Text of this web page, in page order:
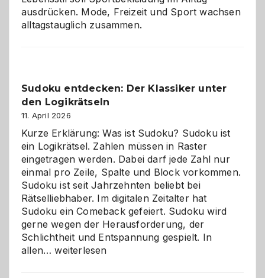
ausdrücken. Mode, Freizeit und Sport wachsen
alltagstauglich zusammen.
Sudoku entdecken: Der Klassiker unter
den Logikrätseln
11. April 2026
Kurze Erklärung: Was ist Sudoku? Sudoku ist
ein Logikrätsel. Zahlen müssen in Raster
eingetragen werden. Dabei darf jede Zahl nur
einmal pro Zeile, Spalte und Block vorkommen.
Sudoku ist seit Jahrzehnten beliebt bei
Rätselliebhaber. Im digitalen Zeitalter hat
Sudoku ein Comeback gefeiert. Sudoku wird
gerne wegen der Herausforderung, der
Schlichtheit und Entspannung gespielt. In
allen…Sudoku
weiterlesen